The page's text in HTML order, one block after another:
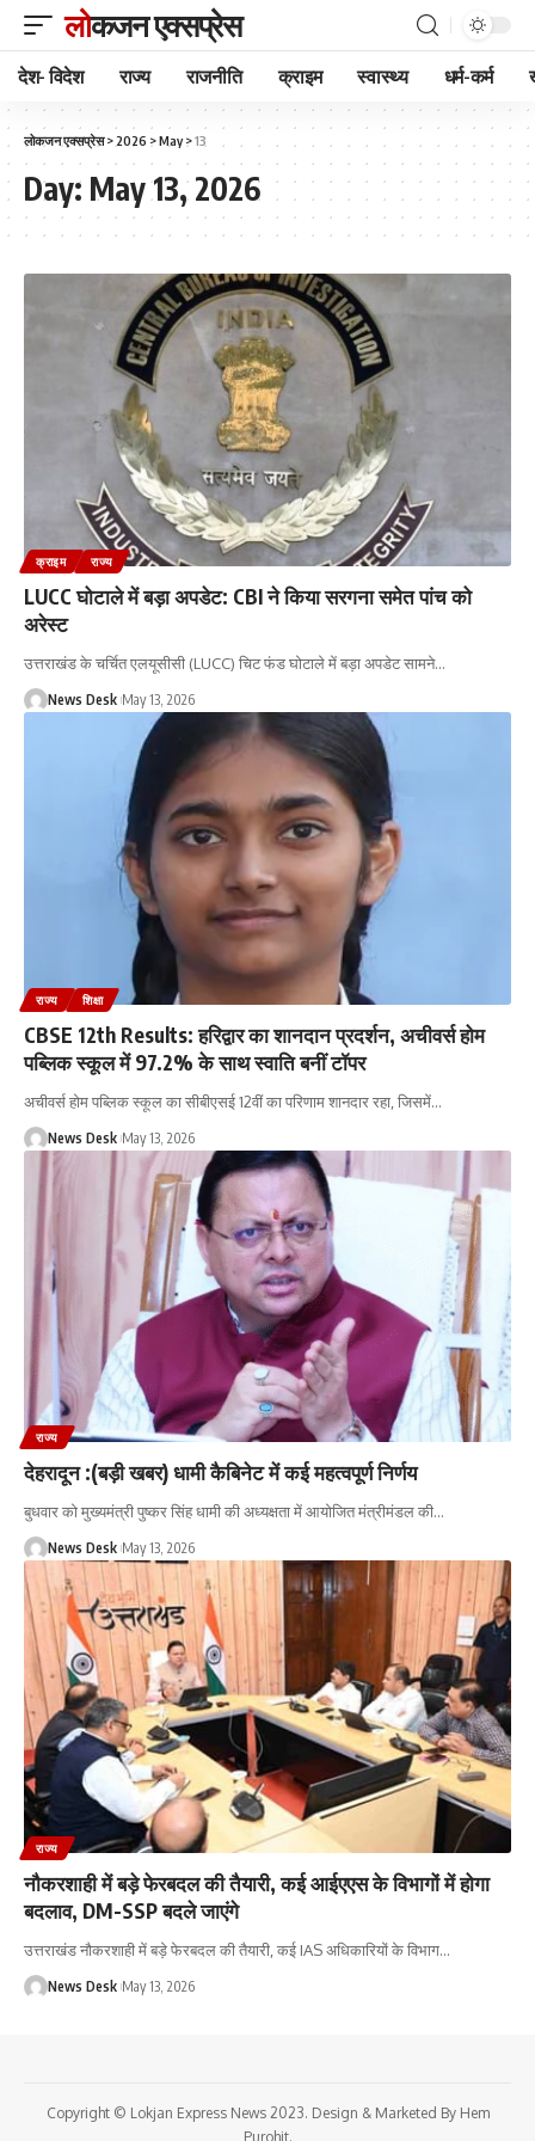
लोकजन एक्सप्रेस
देश- विदेश राज्य राजनीति क्राइम स्वास्थ्य धर्म-कर्म
लोकजन एक्सप्रेस> 2026 >May>13
Day: May 13, 2026
क्राइम राज्य
LUCC घोटाले में बड़ा अपडेट: CBI ने किया सरगना समेत पांच को
अरेस्ट
उत्तराखंड के चर्चित एलयूसीसी (LUCC) चिट फंड घोटाले में बड़ा अपडेट सामने…
News Desk May 13, 2026
राज्य शिक्षा
CBSE 12th Results: हरिद्वार का शानदान प्रदर्शन, अचीवर्स होम
पब्लिक स्कूल में 97.2% के साथ स्वाति बनीं टॉपर
अचीवर्स होम पब्लिक स्कूल का सीबीएसई 12वीं का परिणाम शानदार रहा, जिसमें…
News Desk May 13, 2026
राज्य
देहरादून :(बड़ी खबर) धामी कैबिनेट में कई महत्वपूर्ण निर्णय
बुधवार को मुख्यमंत्री पुष्कर सिंह धामी की अध्यक्षता में आयोजित मंत्रीमंडल की…
News Desk May 13, 2026
राज्य
नौकरशाही में बड़े फेरबदल की तैयारी, कई आईएएस के विभागों में होगा
बदलाव, DM-SSP बदले जाएंगे
उत्तराखंड नौकरशाही में बड़े फेरबदल की तैयारी, कई IAS अधिकारियों के विभाग…
News Desk May 13, 2026
Copyright © Lokjan Express News 2023. Design & Marketed By Hem
Purohit.